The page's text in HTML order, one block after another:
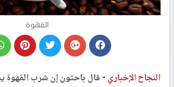
القهوة
النجاح الإخباري -قال باحثون إن شرب القهوة